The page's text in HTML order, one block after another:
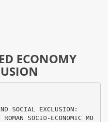
ECONOMY
SOCIAL EXCLUSION:
SOCIO-ECONOMIC MO